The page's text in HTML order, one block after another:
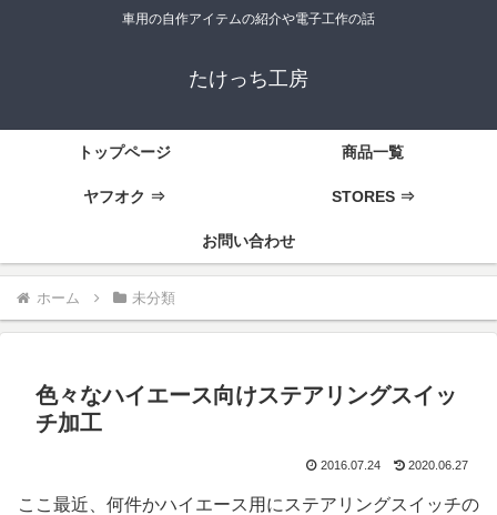
車用の自作アイテムの紹介や電子工作の話
たけっち工房
トップページ 商品一覧
ヤフオク ⇒ STORES ⇒
お問い合わせ
ホーム 未分類
色々なハイエース向けステアリングスイッ
チ加工
2016.07.24 2020.06.27
ここ最近、何件かハイエース用にステアリングスイッチの